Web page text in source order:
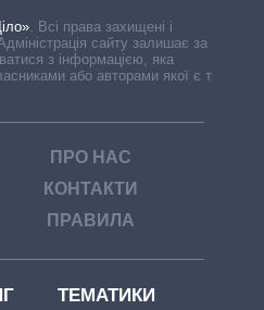
. Всі права захищені і
сайту залишає за
з інформацією, яка
або авторами якої є треті
ПРО НАС
КОНТАКТИ
ПРАВИЛА
ТЕМАТИКИ